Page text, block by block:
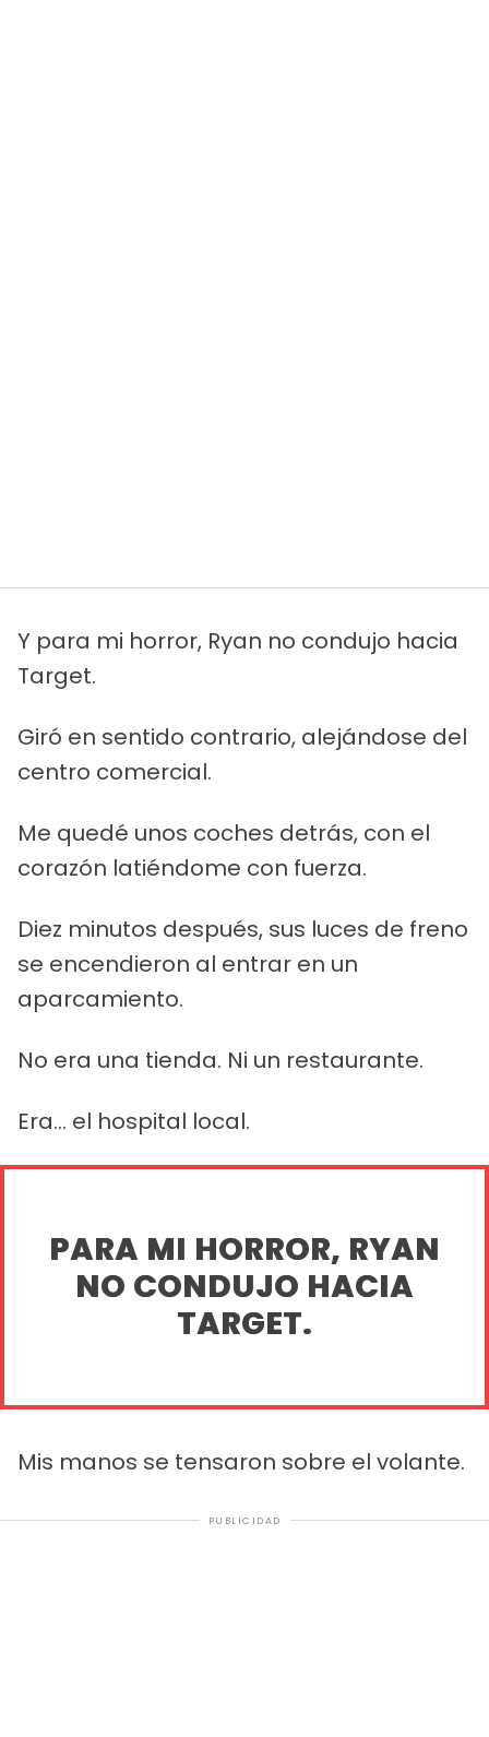
Y para mi horror, Ryan no condujo hacia
Target.
Giró en sentido contrario, alejándose del
centro comercial.
Me quedé unos coches detrás, con el
corazón latiéndome con fuerza.
Diez minutos después, sus luces de freno
se encendieron al entrar en un
aparcamiento.
No era una tienda. Ni un restaurante.
Era... el hospital local.
PARA MI HORROR, RYAN
NO CONDUJO HACIA
TARGET.
Mis manos se tensaron sobre el volante.
PUBLICIDAD